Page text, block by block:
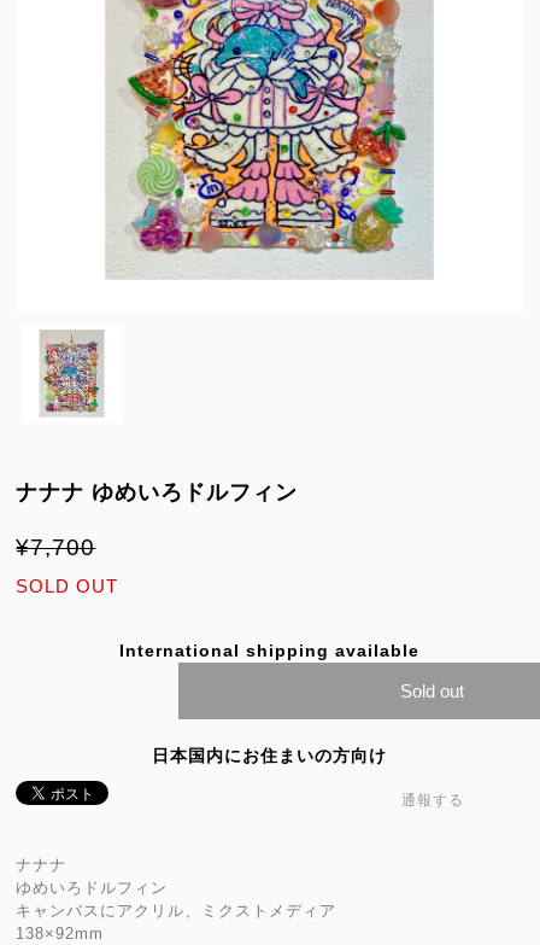
ナナナ ゆめいろドルフィン
¥7,700
SOLD OUT
International shipping available
Sold out
日本国内にお住まいの方向け
通報する
ナナナ
ゆめいろドルフィン
キャンバスにアクリル、ミクストメディア
138×92mm